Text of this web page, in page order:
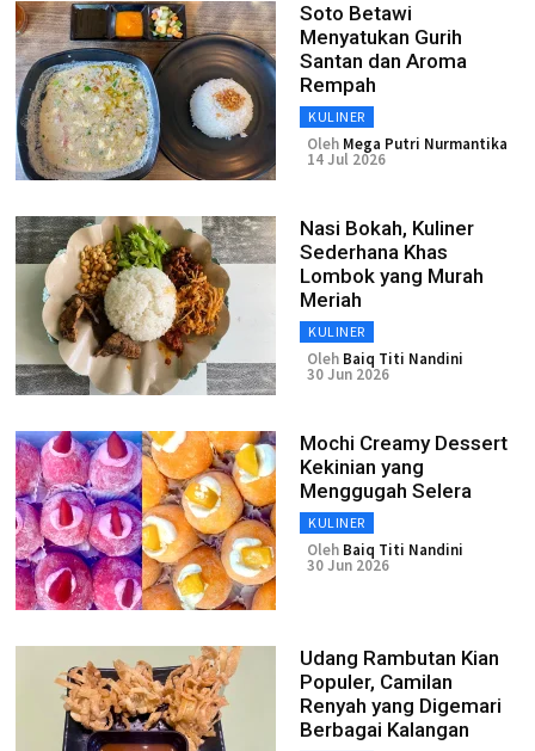
Soto Betawi
Menyatukan Gurih
Santan dan Aroma
Rempah
KULINER
Oleh Mega Putri Nurmantika
14 Jul 2026
Nasi Bokah, Kuliner
Sederhana Khas
Lombok yang Murah
Meriah
KULINER
Oleh Baiq Titi Nandini
30 Jun 2026
Mochi Creamy Dessert
Kekinian yang
Menggugah Selera
KULINER
Oleh Baiq Titi Nandini
30 Jun 2026
Udang Rambutan Kian
Populer, Camilan
Renyah yang Digemari
Berbagai Kalangan